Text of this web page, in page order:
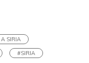
SIRIA
#SIRIA